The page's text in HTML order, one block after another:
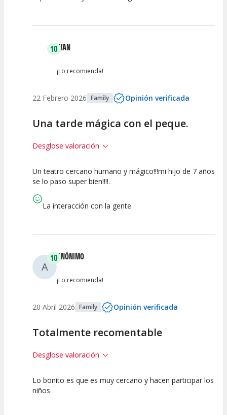
10IVAN
¡Lo recomienda!
22 Febrero 2026 Family Opinión verificada
Una tarde mágica con el peque.
Desglose valoración
10
Espectáculo
10 10
Un teatro cercano humano y mágico!!!mi hijo de 7 años
se lo paso super bien!!!!.
La interacción con la gente.
A
10ANÓNIMO
¡Lo recomienda!
20 Abril 2026 Family Opinión verificada
Totalmente recomentable
Desglose valoración
10 10 10
Lo bonito es que es muy cercano y hacen participar los
niños